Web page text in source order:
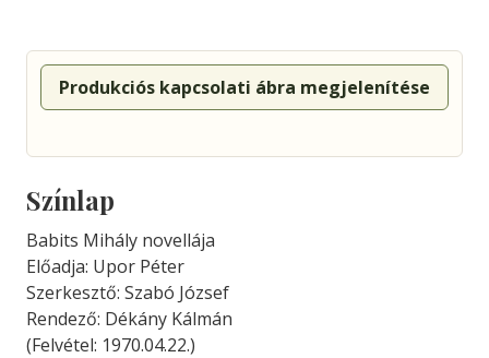
Produkciós kapcsolati ábra megjelenítése
Színlap
Babits Mihály novellája
Előadja: Upor Péter
Szerkesztő: Szabó József
Rendező: Dékány Kálmán
(Felvétel: 1970.04.22.)